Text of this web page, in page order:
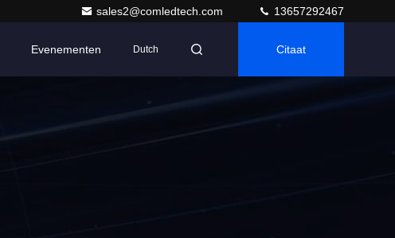
sales2@comledtech.com 13657292467
Evenementen Dutch Citaat